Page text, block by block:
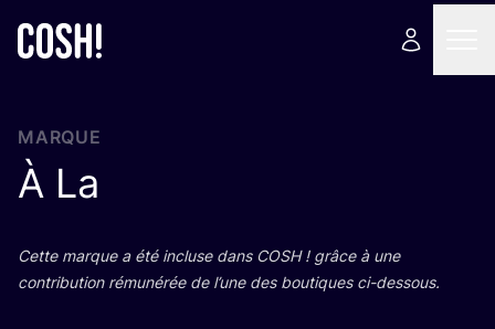
MARQUE
À La
Cette marque a été incluse dans COSH! grâce à une
contri­bu­tion rému­né­rée de l’une des bou­tiques ci-dessous.